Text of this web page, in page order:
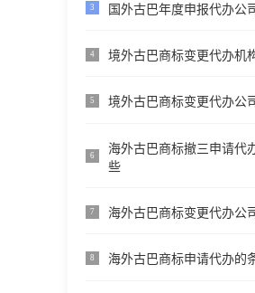
3 国外古巴年度申报代办公
4 境外古巴商标变更代办机
5 境外古巴商标变更代办公
6
海外古巴商标撤三申请代
些
7 海外古巴商标变更代办公
8 海外古巴商标申请代办的